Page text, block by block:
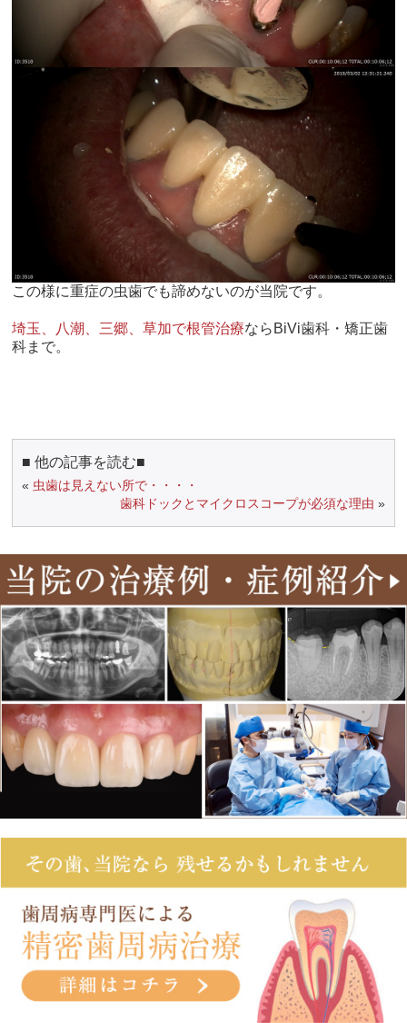
この様に重症の虫歯でも諦めないのが当院です。
埼玉、八潮、三郷、草加で根管治療ならBiVi歯科・矯正歯
科まで。
■ 他の記事を読む■
« 虫歯は見えない所で・・・・
歯科ドックとマイクロスコープが必須な理由 »